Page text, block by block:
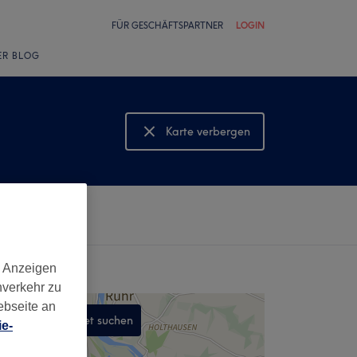
FÜR GESCHÄFTSPARTNER LOGIN
BLOG
Karte verbergen
Karte anzeigen
In diesem Gebiet suchen
zu
an